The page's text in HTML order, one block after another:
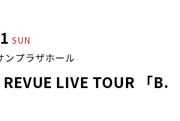
SUN
ンプラザホール
LIVE TOUR 「B.